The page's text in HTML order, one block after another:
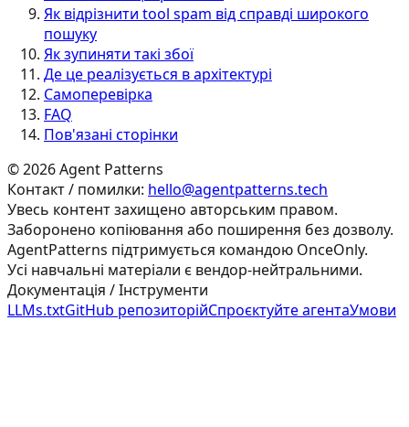
Як відрізнити tool spam від справді широкого
пошуку
Як зупиняти такі збої
Де це реалізується в архітектурі
Самоперевірка
FAQ
Пов'язані сторінки
©2026Agent Patterns
Контакт / помилки: hello@agentpatterns.tech
Увесь контент захищено авторським правом.
Заборонено копіювання або поширення без дозволу.
AgentPatterns підтримується командою OnceOnly.
Усі навчальні матеріали є вендор-нейтральними.
Документація / Інструменти
LLMs.txtGitHub репозиторійСпроєктуйте агентаУмови